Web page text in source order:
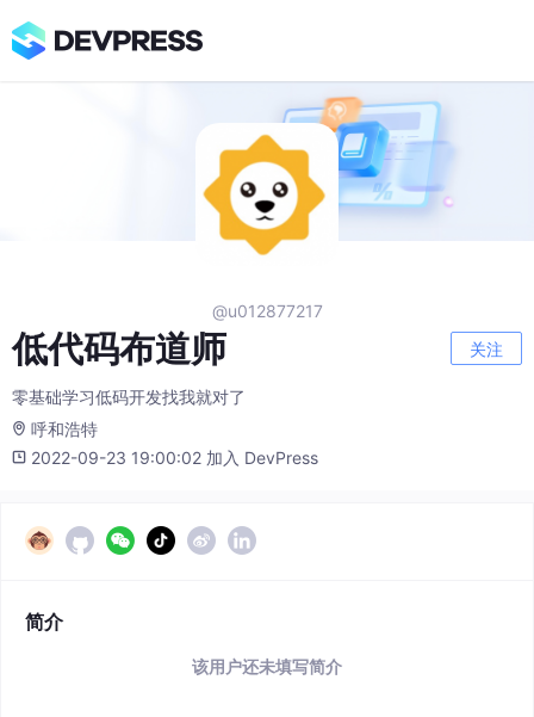
@u012877217
低代码布道师 关注
零基础学习低码开发找我就对了
呼和浩特
2022-09-23 19:00:02 加入 DevPress
简介
该用户还未填写简介